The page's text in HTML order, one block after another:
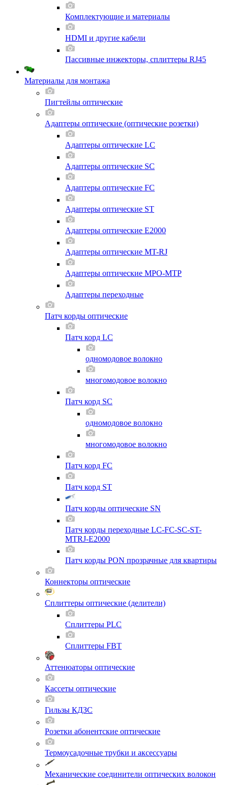
Комплектующие и материалы
HDMI и другие кабели
Пассивные инжекторы, сплиттеры RJ45
Материалы для монтажа
Пигтейлы оптические
Адаптеры оптические (оптические розетки)
Адаптеры оптические LC
Адаптеры оптические SC
Адаптеры оптические FC
Адаптеры оптические ST
Адаптеры оптические E2000
Адаптеры оптические MT-RJ
Адаптеры оптические MPO-MTP
Адаптеры переходные
Патч корды оптические
Патч корд LC
одномодовое волокно
многомодовое волокно
Патч корд SC
одномодовое волокно
многомодовое волокно
Патч корд FC
Патч корд ST
Патч корды оптические SN
Патч корды переходные LC-FC-SC-ST-
MTRJ-E2000
Патч корды PON прозрачные для квартиры
Коннекторы оптические
Сплиттеры оптические (делители)
Сплиттеры PLC
Сплиттеры FBT
Аттенюаторы оптические
Кассеты оптические
Гильзы КДЗС
Розетки абонентские оптические
Термоусадочные трубки и аксессуары
Механические соединители оптических волокон